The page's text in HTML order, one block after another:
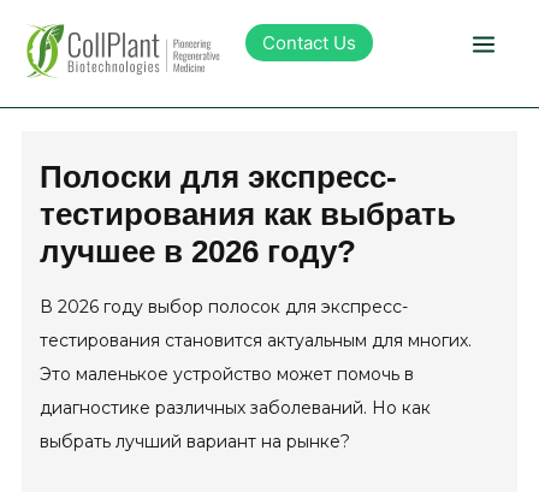
Contact Us
Products
Sustainability
About Collplant
Полоски для экспресс-
тестирования как выбрать
лучшее в 2026 году?
В 2026 году выбор полосок для экспресс-
тестирования становится актуальным для многих.
Это маленькое устройство может помочь в
диагностике различных заболеваний. Но как
выбрать лучший вариант на рынке?